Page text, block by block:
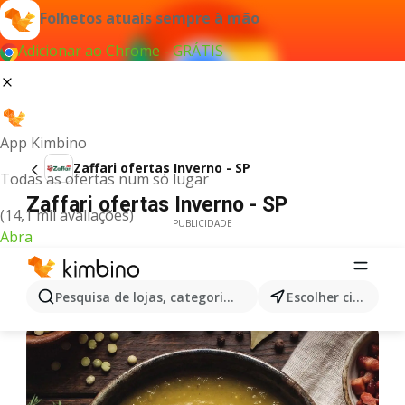
Folhetos atuais sempre à mão
Adicionar ao Chrome - GRÁTIS
App Kimbino
Todas as ofertas num só lugar
(14,1 mil avaliações)
Abra
Pesquisa de lojas, categorias,produtos... Escolher cidade
Zaffari ofertas Inverno - SP
Zaffari ofertas Inverno - SP
PUBLICIDADE